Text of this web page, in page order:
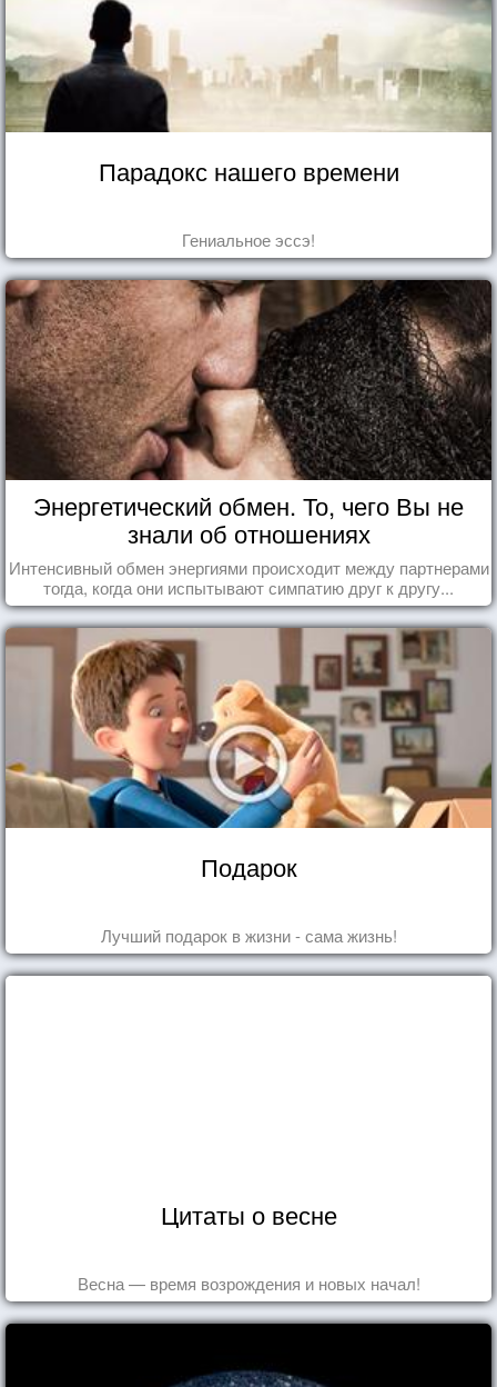
Парадокс нашего времени
Гениальное эссэ!
Энергетический обмен. То, чего Вы не
знали об отношениях
Интенсивный обмен энергиями происходит между партнерами
тогда, когда они испытывают симпатию друг к другу...
Подарок
Лучший подарок в жизни - сама жизнь!
Цитаты о весне
Весна — время возрождения и новых начал!